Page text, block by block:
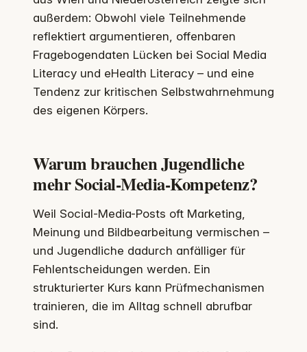
außerdem: Obwohl viele Teilnehmende
reflektiert argumentieren, offenbaren
Fragebogendaten Lücken bei Social Media
Literacy und eHealth Literacy – und eine
Tendenz zur kritischen Selbstwahrnehmung
des eigenen Körpers.
Warum brauchen Jugendliche
mehr Social-Media-Kompetenz?
Weil Social-Media-Posts oft Marketing,
Meinung und Bildbearbeitung vermischen –
und Jugendliche dadurch anfälliger für
Fehlentscheidungen werden. Ein
strukturierter Kurs kann Prüfmechanismen
trainieren, die im Alltag schnell abrufbar
sind.